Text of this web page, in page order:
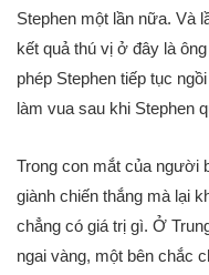
Stephen một lần nữa. Và
kết quả thú vị ở đây là
phép Stephen tiếp tục
làm vua sau khi Stephen
Trong con mắt của người
giành chiến thắng mà lại
chẳng có giá trị gì. Ở
ngai vàng, một bên chắc